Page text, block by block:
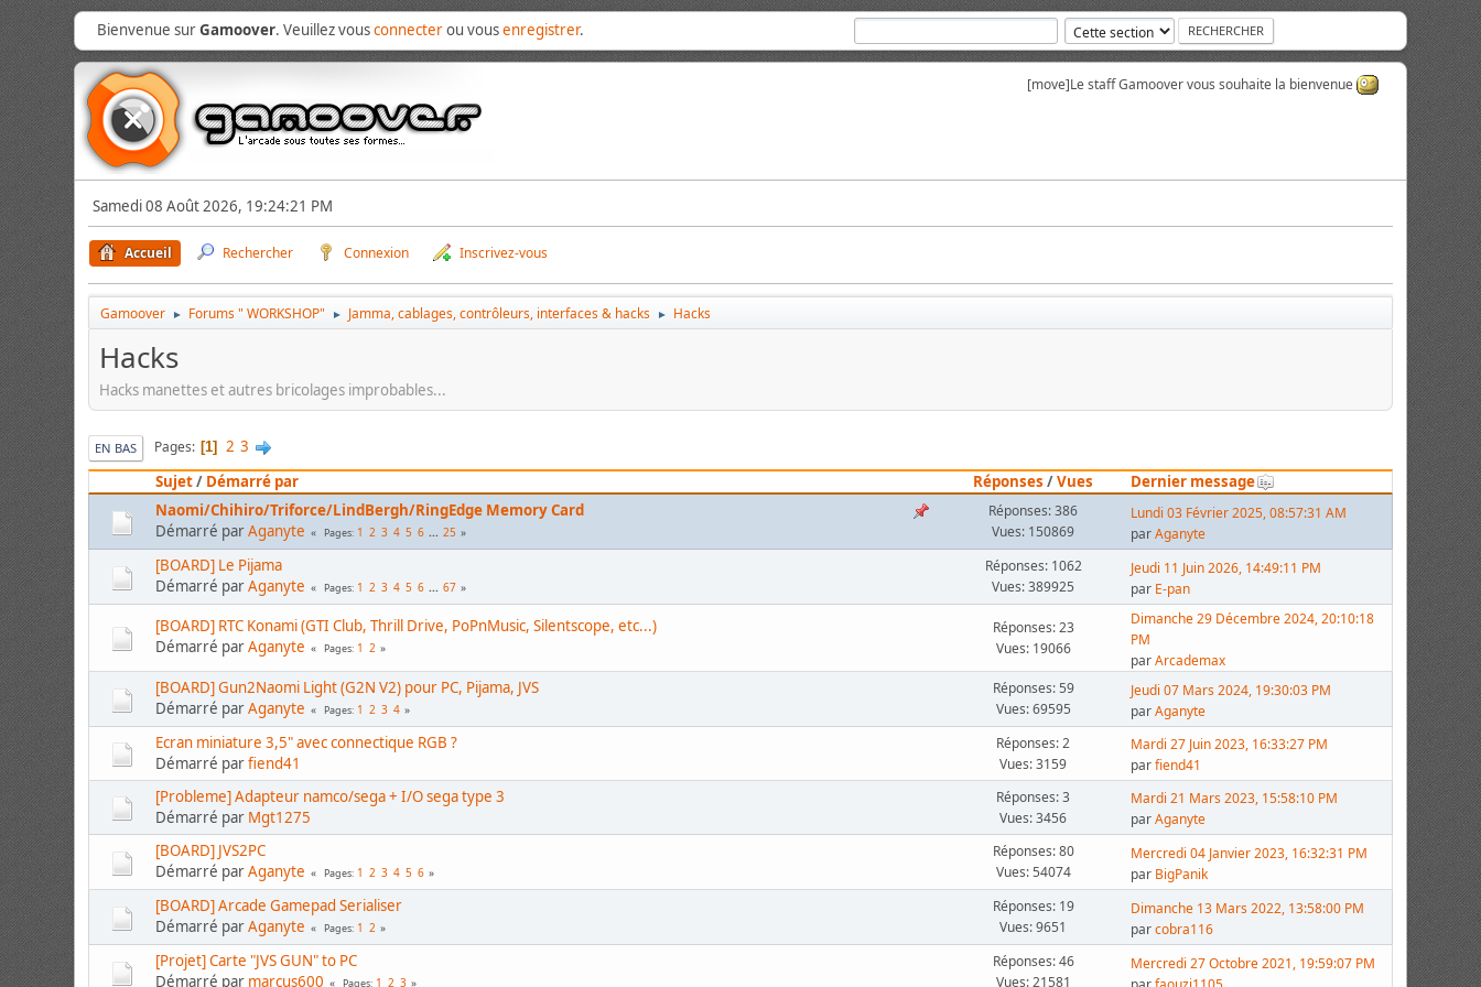
Bienvenue surGamoover. Veuillez vousconnecterou vousenregistrer.
[move]Le staff Gamoover vous souhaite la bienvenue
Samedi 08 Août 2026, 19:24:21 PM
Accueil Rechercher Connexion Inscrivez-vous
Gamoover ► Forums " WORKSHOP" ► Jamma, cablages, contrôleurs, interfaces & hacks ► Hacks
Hacks
Hacks manettes et autres bricolages improbables...
EN BAS Pages 1 2 3
Sujet/ Démarré par Réponses /Vues
Dernier message
Naomi/Chihiro/Triforce/LindBergh/RingEdge Memory Card
Démarré parAganyte Pages 1 2 3 4 5 6 ... 25
Réponses: 386
Vues: 150869
Lundi 03 Février 2025, 08:57:31 AM
parAganyte
[BOARD] Le Pijama
Démarré parAganyte Pages 1 2 3 4 5 6 ... 67
Réponses: 1062
Vues: 389925
Jeudi 11 Juin 2026, 14:49:11 PM
par E-pan
[BOARD] RTC Konami (GTI Club, Thrill Drive, PoPnMusic, Silentscope, etc...)
Démarré parAganyte Pages 1 2
Réponses: 23
Vues: 19066
Dimanche 29 Décembre 2024, 20:10:18
PM
parArcademax
[BOARD] Gun2Naomi Light (G2N V2) pour PC, Pijama, JVS
Démarré parAganyte Pages 1 2 3 4
Réponses: 59
Vues: 69595
Jeudi 07 Mars 2024, 19:30:03 PM
parAganyte
Ecran miniature 3,5" avec connectique RGB ?
Démarré parfiend41
Réponses: 2
Vues: 3159
Mardi 27 Juin 2023, 16:33:27 PM
parfiend41
[Probleme] Adapteur namco/sega + I/O sega type 3
Démarré par Mgt1275
Réponses: 3
Vues: 3456
Mardi 21 Mars 2023, 15:58:10 PM
parAganyte
[BOARD] JVS2PC
Démarré parAganyte Pages 1 2 3 4 5 6
Réponses: 80
Vues: 54074
Mercredi 04 Janvier 2023, 16:32:31 PM
par BigPanik
[BOARD] Arcade Gamepad Serialiser
Démarré parAganyte Pages 1 2
Réponses: 19
Vues: 9651
Dimanche 13 Mars 2022, 13:58:00 PM
parcobra116
[Projet] Carte "JVS GUN" to PC
Démarré par marcus600 Pages 1 2 3
Réponses: 46
Vues: 21581
Mercredi 27 Octobre 2021, 19:59:07 PM